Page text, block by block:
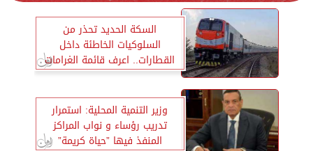
السكة الحديد تحذر من
السلوكيات الخاطئة داخل
القطارات.. اعرف قائمة الغرامات
وزير التنمية المحلية: استمرار
تدريب رؤساء و نواب المراكز
المنفذ فيها ”حياة كريمة”